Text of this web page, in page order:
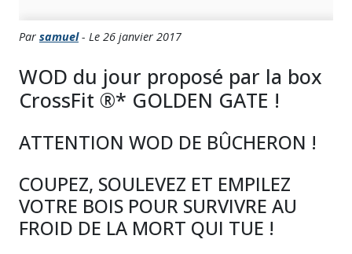
Par samuel- Le 26 janvier 2017
WOD du jour proposé par la box
CrossFit ®* GOLDEN GATE !
ATTENTION WOD DE BÛCHERON !
COUPEZ, SOULEVEZ ET EMPILEZ
VOTRE BOIS POUR SURVIVRE AU
FROID DE LA MORT QUI TUE !